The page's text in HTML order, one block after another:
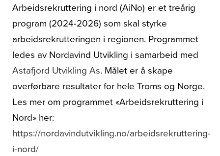
Arbeidsrekruttering i nord (AiNo) er et treårig
program (2024-2026) som skal styrke
arbeidsrekrutteringen i regionen. Programmet
ledes av Nordavind Utvikling i samarbeid med
Astafjord Utvikling As. Målet er å skape
overførbare resultater for hele Troms og Norge.
Les mer om programmet «Arbeidsrekruttering i
Nord» her:
https://nordavindutvikling.no/arbeidsrekruttering-
i-nord/